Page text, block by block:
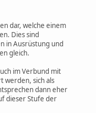
dar, welche einem
Dies sind
in Ausrüstung und
gleich.
im Verbund mit
werden, sich als
dann eher
dieser Stufe der